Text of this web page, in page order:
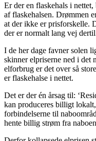
Er der en flaskehals i
af flaskehalsen. Drømmen
at der ikke er prisforskelle.
der er normalt lang vej
I de her dage favner solen
skinner elpriserne ned i det
elforbrug er det over så
er flaskehalse i nettet.
Det er der én årsag til:
kan produceres billigt
forbindelserne til
hente billig strøm fra